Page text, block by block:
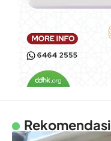
Rekomendasi